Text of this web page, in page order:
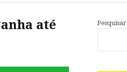
até
Pesquisar